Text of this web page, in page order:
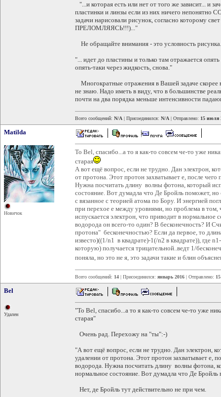
"...и которая есть или нет от того же зависит... и
пластинки и линзы если из них ничего непонятно
задачи нарисовали рисунок, согласно которому
ПРЕЛОМЛЯЯСЬ!!!)..."
Не обращайте внимания - это условность
"... идет до пластины и только там отражается
опять-таки через жидкость, снова."
Многократные отражения в Вашей задаче скорее
не знаю. Надо иметь в виду, что в большинстве
почти на два порядка меньше интенсивности
Всего сообщений: N/A | Присоединился: N/A | Отправлено: 15 июля
Matilda
Новичок
To Bel, спасибо...а то я как-то совсем че-то уже
старая
А вот ещё вопрос, если не трудно. Дан электрон,
от протона. Этот протон захватывает е, после
Нужна посчитать длину волны фотона, который
состояние. Вот думадла что Де Бройль поможет, но
с вязанное с теорией атома по Бору. И энергией
при перехое е между уровнями, но проблема в том,
испускается электрон, что приводит в нормальное
водорода он всего-то один? В бесконечность? И
протона" бесконечностью? Если да первое, то
известо)((1/n1 в квадрате)-1(/n2 в квадрате)), где
которую) получается трицательной..ведт 1/
поняла, но это не я, это задачи такие и блин
Всего сообщений: 14 | Присоединился: январь 2016 | Отправлено:
Bel
Удален
"To Bel, спасибо...а то я как-то совсем че-то уже
старая"
Очень рад. Перехожу на "ты":-)
"А вот ещё вопрос, если не трудно. Дан электрон,
удалении от протона. Этот протон захватывает е,
водорода. Нужна посчитать длину волны фотона,
нормальное состояние. Вот думадла что Де Бройль
Нет, де Бройль тут действительно не при чем.